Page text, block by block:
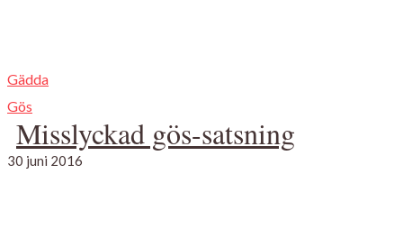
Gädda
Gös
Misslyckad gös-satsning
30 juni 2016